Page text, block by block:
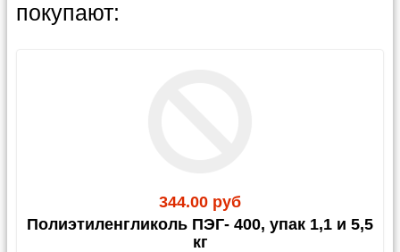
покупают:
344.00 руб
Полиэтиленгликоль ПЭГ- 400, упак 1,1 и 5,5
кг